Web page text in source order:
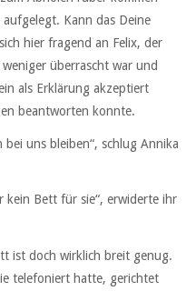
Kann das Deine
hier fragend an Felix, der
überrascht war und
als Erklärung akzeptiert
beantworten konnte.
uns bleiben“, schlug Annika
kein Bett für sie“, erwiderte ihr
ist doch wirklich breit genug.
telefoniert hatte, gerichtet